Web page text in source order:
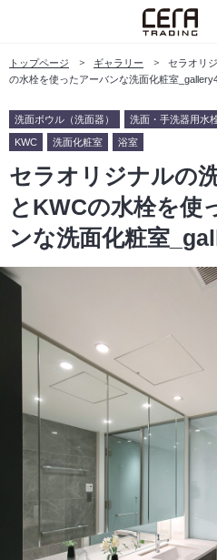
トップページ ギャラリー
セラオリ
の水栓を使ったアーバンな洗面化粧室
洗面ボウル（洗面器） 洗面・手洗器用水
KWC 洗面化粧室 浴室
セラオリジナルの
とKWCの水栓を使
ンな洗面化粧室